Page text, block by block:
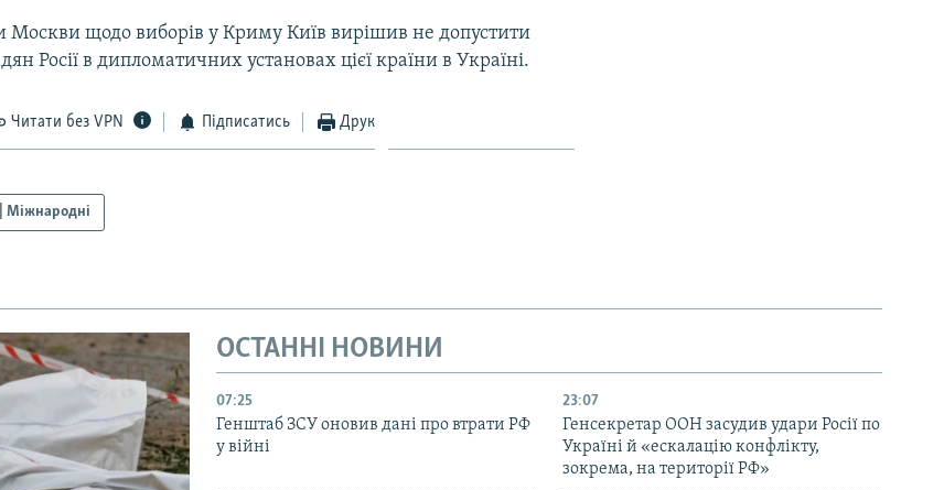
Москви щодо виборів у Криму Київ вирішив не допустити
Росії в дипломатичних установах цієї країни в Україні.
Читати без VPN Підписатись Друк
Міжнародні
ОСТАННІ НОВИНИ
07:25
Генштаб ЗСУ оновив дані про втрати РФ
у війні
23:07
Генсекретар ООН засудив удари Росії по
Україні й «ескалацію конфлікту,
зокрема, на території РФ»